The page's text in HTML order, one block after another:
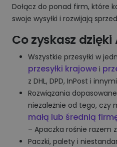
Dołącz do ponad firm, które
swoje wysyłki i rozwijają
Co zyskasz
Wszystkie przesyłki w
przesyłki krajowe i
z DHL, DPD, InPost i
Rozwiązania
niezależnie od tego, czy
małą lub średnią
– Apaczka rośnie razem
Paczki, palety i